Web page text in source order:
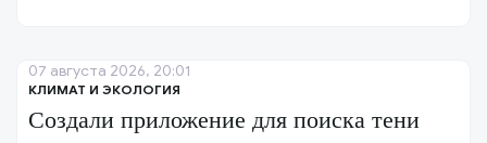
КЛИМАТ И ЭКОЛОГИЯ
Создали приложение для поиска тени
07 августа 2026, 20:01